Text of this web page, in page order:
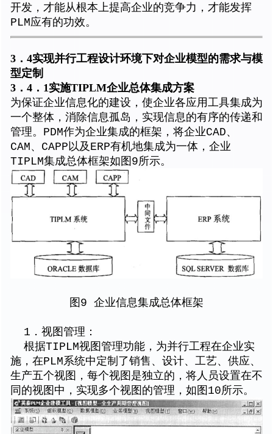
开发，才能从根本上提高企业的竞争力，才能发挥
PLM应有的功效。
3．4实现并行工程设计环境下对企业模型的需求与模
型定制
3．4．1实施TIPLM企业总体集成方案
为保证企业信息化的建设，使企业各应用工具集成为
一个整体，消除信息孤岛，实现信息的有序的传递和
管理。PDM作为企业集成的框架，将企业CAD、
CAM、CAPP以及ERP有机地集成为一体，企业
TIPLM集成总体框架如图9所示。
图9 企业信息集成总体框架
1．视图管理：
根据TIPLM视图管理功能，为并行工程在企业实
施，在PLM系统中定制了销售、设计、工艺、供应、
生产五个视图，每个视图是独立的，将人员设置在不
同的视图中，实现多个视图的管理，如图10所示。